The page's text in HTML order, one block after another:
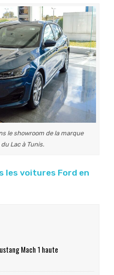
le showroom de la marque
Lac à Tunis.
les voitures Ford en
Mach 1 haute